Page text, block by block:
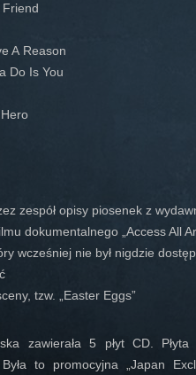
A Reason
Do Is You
zespół opisy piosenek z
dokumentalnego „Access All
wcześniej nie był nigdzie
tzw. „Easter Eggs”
zawierała 5 płyt CD.
to promocyjna „Japan